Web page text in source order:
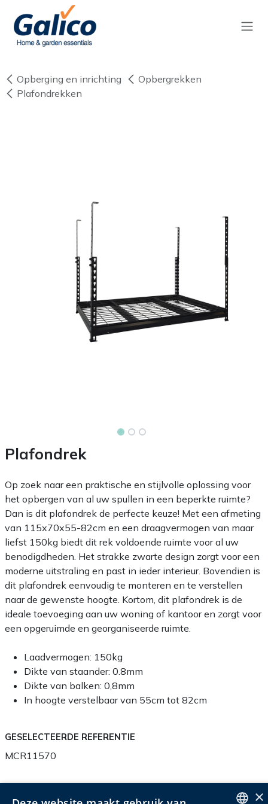
Overslaan naar inhoud
Opberging en inrichting
Opbergrekken
Plafondrekken
Plafondrek
Op zoek naar een praktische en stijlvolle oplossing voor
het opbergen van al uw spullen in een beperkte ruimte?
Dan is dit plafondrek de perfecte keuze! Met een afmeting
van 115x70x55-82cm en een draagvermogen van maar
liefst 150kg biedt dit rek voldoende ruimte voor al uw
benodigdheden. Het strakke zwarte design zorgt voor een
moderne uitstraling en past in ieder interieur. Bovendien is
dit plafondrek eenvoudig te monteren en te verstellen
naar de gewenste hoogte. Kortom, dit plafondrek is de
ideale toevoeging aan uw woning of kantoor en zorgt voor
een opgeruimde en georganiseerde ruimte.
Laadvermogen: 150kg
Dikte van staander: 0.8mm
Dikte van balken: 0,8mm
In hoogte verstelbaar van 55cm tot 82cm
GESELECTEERDE REFERENTIE
MCR11570
×